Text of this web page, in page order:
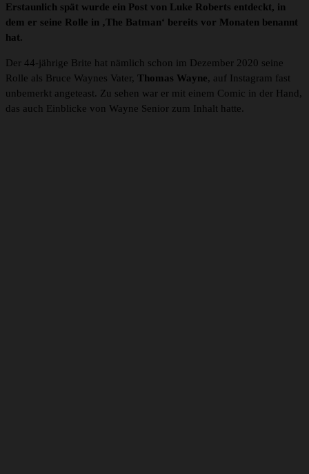
Erstaunlich spät wurde ein Post von Luke Roberts entdeckt, in
dem er seine Rolle in ‚The Batman‘ bereits vor Monaten benannt
hat.
Der 44-jährige Brite hat nämlich schon im Dezember 2020 seine
Rolle als Bruce Waynes Vater, Thomas Wayne, auf Instagram fast
unbemerkt angeteast. Zu sehen war er mit einem Comic in der Hand,
das auch Einblicke von Wayne Senior zum Inhalt hatte.